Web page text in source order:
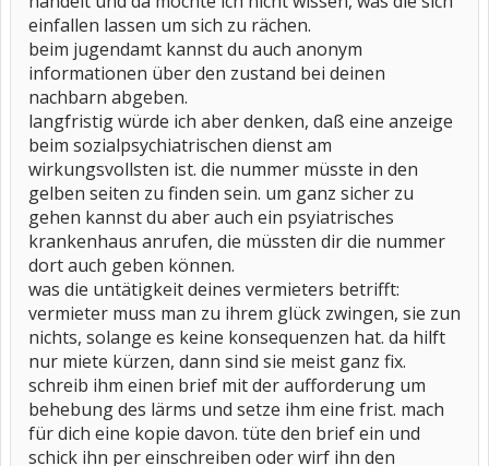
einfallen lassen um sich zu rächen.
beim jugendamt kannst du auch anonym
informationen über den zustand bei deinen
nachbarn abgeben.
langfristig würde ich aber denken, daß eine anzeige
beim sozialpsychiatrischen dienst am
wirkungsvollsten ist. die nummer müsste in den
gelben seiten zu finden sein. um ganz sicher zu
gehen kannst du aber auch ein psyiatrisches
krankenhaus anrufen, die müssten dir die nummer
dort auch geben können.
was die untätigkeit deines vermieters betrifft:
vermieter muss man zu ihrem glück zwingen, sie zun
nichts, solange es keine konsequenzen hat. da hilft
nur miete kürzen, dann sind sie meist ganz fix.
schreib ihm einen brief mit der aufforderung um
behebung des lärms und setze ihm eine frist. mach
für dich eine kopie davon. tüte den brief ein und
schick ihn per einschreiben oder wirf ihn den